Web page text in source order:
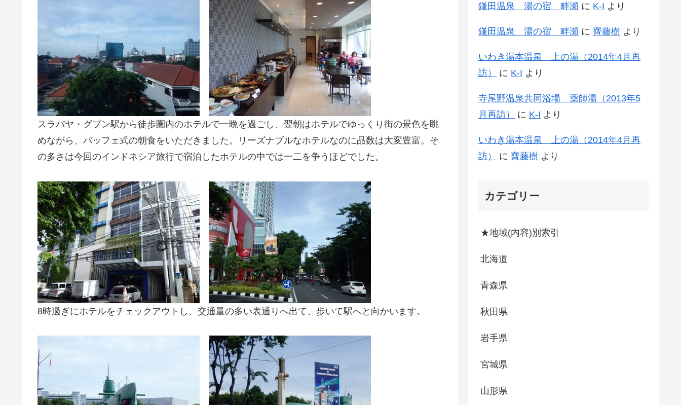
スラバヤ・グブン駅から徒歩圏内のホテルで一晩を過ごし、翌朝はホテルでゆっくり街の景色を眺
めながら、バッフェ式の朝食をいただきました。リーズナブルなホテルなのに品数は大変豊富。そ
の多さは今回のインドネシア旅行で宿泊したホテルの中では一二を争うほどでした。
8時過ぎにホテルをチェックアウトし、交通量の多い表通りへ出て、歩いて駅へと向かいます。
鎌田温泉 湯の宿 畔瀬 に K-I より
鎌田温泉 湯の宿 畔瀬 に 齊藤樹 より
いわき湯本温泉 上の湯（2014年4月再
訪）
に K-I より
寺尾野温泉共同浴場 薬師湯（2013年5
月再訪）
に K-I より
いわき湯本温泉 上の湯（2014年4月再
訪）
に 齊藤樹 より
カテゴリー
★地域(内容)別索引
北海道
青森県
秋田県
岩手県
宮城県
山形県